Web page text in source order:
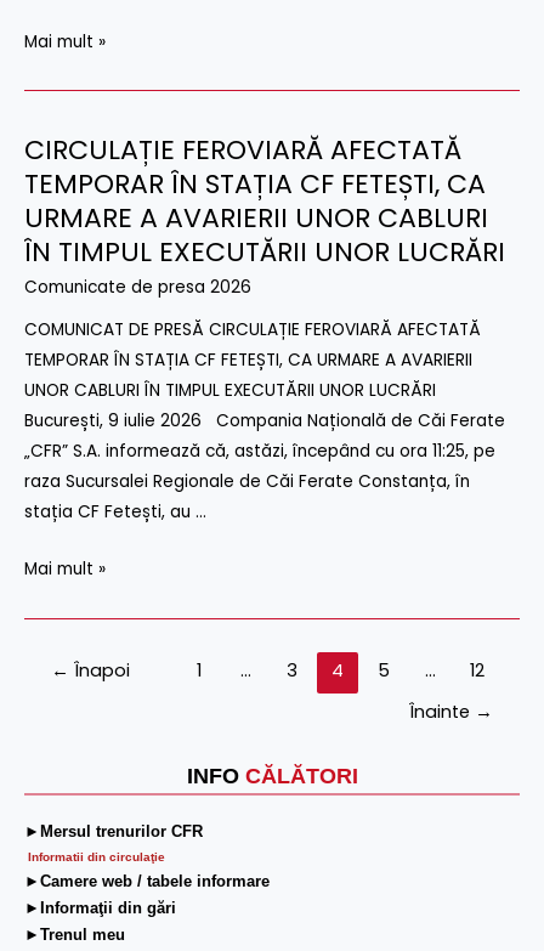
INFO CĂLĂTORI
►Mersul trenurilor CFR
Informatii din circulaţie
►Camere web / tabele informare
►Informaţii din gări
►Trenul meu
CONDIȚII
Mai mult »
CIRCULAȚIE FEROVIARĂ AFECTATĂ
TEMPORAR ÎN STAȚIA CF FETEȘTI, CA
URMARE A AVARIERII UNOR CABLURI
ÎN TIMPUL EXECUTĂRII UNOR LUCRĂRI
Comunicate de presa 2026
COMUNICAT DE PRESĂ CIRCULAȚIE FEROVIARĂ AFECTATĂ
TEMPORAR ÎN STAȚIA CF FETEȘTI, CA URMARE A AVARIERII
UNOR CABLURI ÎN TIMPUL EXECUTĂRII UNOR LUCRĂRI
București, 9 iulie 2026 Compania Națională de Căi Ferate
„CFR” S.A. informează că, astăzi, începând cu ora 11:25, pe
raza Sucursalei Regionale de Căi Ferate Constanța, în
stația CF Fetești, au …
CIRCULAȚIE
FEROVIARĂ
AFECTATĂ
TEMPORAR
ÎN
STAȚIA
CF
FETEȘTI,
CA
URMARE
A
AVARIERII
UNOR
ÎN
Mai mult »
← Înapoi 1 … 3 4 5 …
12
Înainte →